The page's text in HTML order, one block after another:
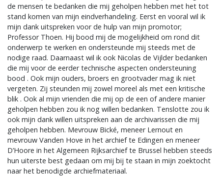
de mensen te bedanken die mij geholpen hebben met het tot
stand komen van mijn eindverhandeling. Eerst en vooral wil ik
mijn dank uitspreken voor de hulp van mijn promotor;
Professor Thoen. Hij bood mij de mogelijkheid om rond dit
onderwerp te werken en ondersteunde mij steeds met de
nodige raad. Daarnaast wil ik ook Nicolas de Vijlder bedanken
die mij voor de eerder technische aspecten ondersteuning
bood . Ook mijn ouders, broers en grootvader mag ik niet
vergeten. Zij steunden mij zowel moreel als met een kritische
blik . Ook al mijn vrienden die mij op de een of andere manier
geholpen hebben zou ik nog willen bedanken. Tenslotte zou ik
ook mijn dank willen uitspreken aan de archivarissen die mij
geholpen hebben. Mevrouw Bické, meneer Lernout en
mevrouw Vanden Hove in het archief te Edingen en meneer
D’Hoore in het Algemeen Rijksarchief te Brussel hebben steeds
hun uiterste best gedaan om mij bij te staan in mijn zoektocht
naar het benodigde archiefmateriaal.